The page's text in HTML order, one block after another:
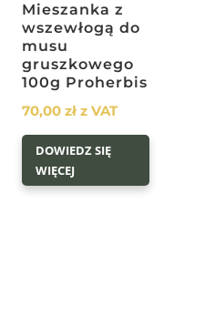
Mieszanka z
wszewłogą do
musu
gruszkowego
100g Proherbis
70,00zł z VAT
DOWIEDZ SIĘ
WIĘCEJ